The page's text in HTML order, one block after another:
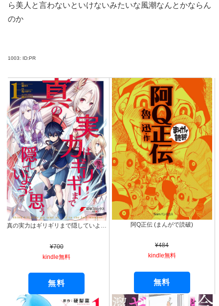
ら美人と言わないといけないみたいな風潮なんとかならん
のか
1003: ID:PR
真の実力はギリギリまで隠していようと思う １ (電撃コミックスNEXT)
¥700
kindle無料
無料
阿Q正伝 (まんがで読破)
¥484
kindle無料
無料